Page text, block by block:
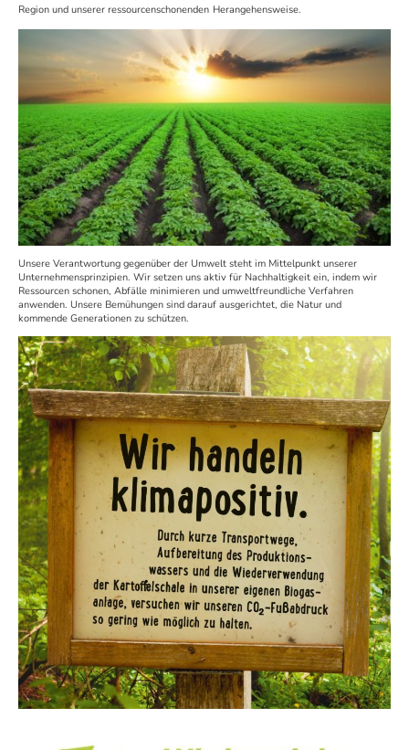
Region und unserer ressourcenschonenden Herangehensweise.
Unsere Verantwortung gegenüber der Umwelt steht im Mittelpunkt unserer
Unternehmensprinzipien. Wir setzen uns aktiv für Nachhaltigkeit ein, indem wir
Ressourcen schonen, Abfälle minimieren und umweltfreundliche Verfahren
anwenden. Unsere Bemühungen sind darauf ausgerichtet, die Natur und
kommende Generationen zu schützen.